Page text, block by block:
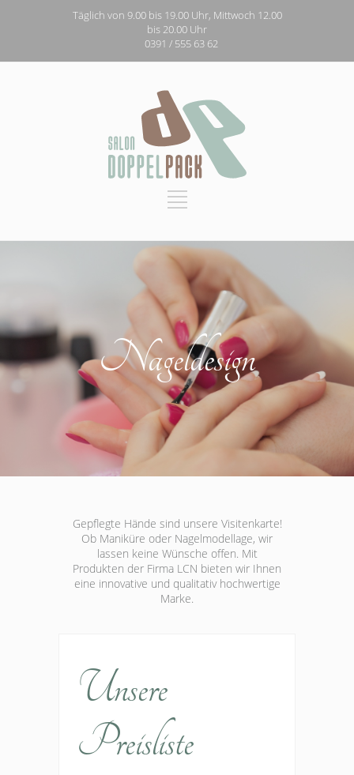
Täglich von 9.00 bis 19.00 Uhr, Mittwoch 12.00
bis 20.00 Uhr
0391 / 555 63 62
Nageldesign
Gepflegte Hände sind unsere Visitenkarte!
Ob Maniküre oder Nagelmodellage, wir
lassen keine Wünsche offen. Mit
Produkten der Firma LCN bieten wir Ihnen
eine innovative und qualitativ hochwertige
Marke.
Unsere
Preisliste